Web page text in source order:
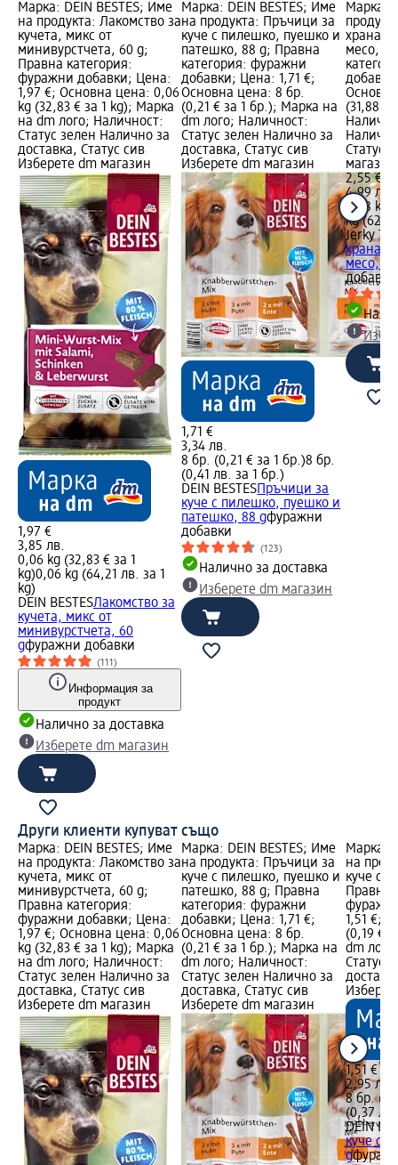
Марка: DEIN BESTES; Име
на продукта: Лакомство за
кучета, микс от
минивурстчета, 60 g;
Правна категория:
фуражни добавки; Цена:
1,97 €; Основна цена: 0,06
kg (32,83 € за 1 kg); Марка
на dm лого; Наличност:
Статус зелен Налично за
доставка, Статус сив
Изберете dm магазин
1,97 €
3,85 лв.
0,06 kg (32,83 € за 1
kg)0,06 kg (64,21 лв. за 1
kg)
DEIN BESTESЛакомство за
кучета, микс от
минивурстчета, 60
gфуражни добавки
(111)
Информация за
продукт
Налично за доставка
Изберете dm магазин
Марка: DEIN BESTES; Име
на продукта: Пръчици за
куче с пилешко, пуешко и
патешко, 88 g; Правна
категория: фуражни
добавки; Цена: 1,71 €;
Основна цена: 8 бр.
(0,21 € за 1 бр.); Марка на
dm лого; Наличност:
Статус зелен Налично за
доставка, Статус сив
Изберете dm магазин
1,71 €
3,34 лв.
8 бр. (0,21 € за 1 бр.)8 бр.
(0,41 лв. за 1 бр.)
DEIN BESTESПръчици за
куче с пилешко, пуешко и
патешко, 88 gфуражни
добавки
(123)
Налично за доставка
Изберете dm магазин
Марка:
храна
месо,
(31,88 €
Статус
магазин
2,55 €
4,99 лв.
0,08 kg
kg
Jerky
храна
месо,
добавки
Други клиенти купуват също
Марка: DEIN BESTES; Име
на продукта: Лакомство за
кучета, микс от
минивурстчета, 60 g;
Правна категория:
фуражни добавки; Цена:
1,97 €; Основна цена: 0,06
kg (32,83 € за 1 kg); Марка
на dm лого; Наличност:
Статус зелен Налично за
доставка, Статус сив
Изберете dm магазин
Марка: DEIN BESTES; Име
на продукта: Пръчици за
куче с пилешко, пуешко и
патешко, 88 g; Правна
категория: фуражни
добавки; Цена: 1,71 €;
Основна цена: 8 бр.
(0,21 € за 1 бр.); Марка на
dm лого; Наличност:
Статус зелен Налично за
доставка, Статус сив
Изберете dm магазин
Марка:
на
куче с
Правна
1,51 €;
(0,19 €
dm
Статус
1,51 €
2,95 лв.
8 бр.
(0,37
DEIN
куче с
g